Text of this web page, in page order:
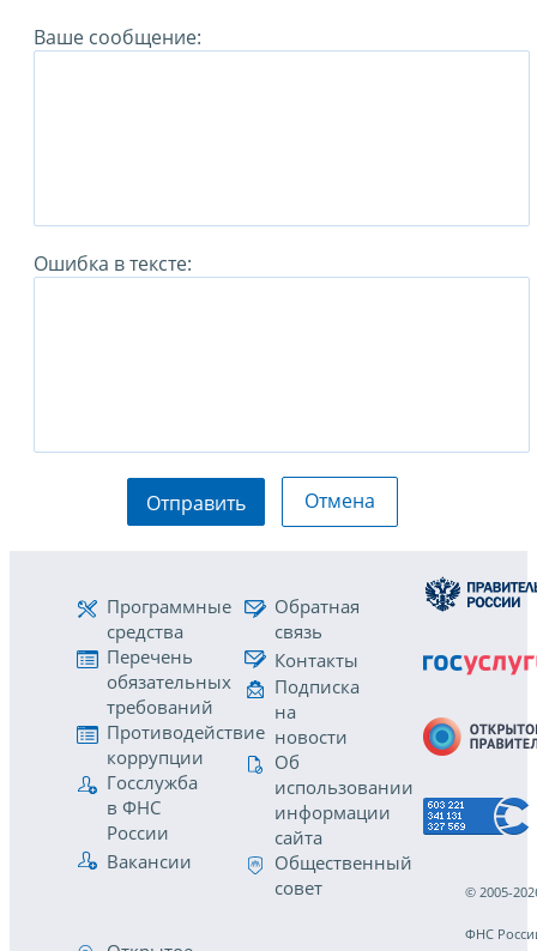
Ваше сообщение:
Ошибка в тексте:
Отправить Отмена
Программные
средства
Перечень
обязательных
требований
Противодействие
коррупции
Госслужба
в ФНС
России
Вакансии
Обратная
связь
Контакты
Подписка
на
новости
Об
использовании
информации
сайта
Общественный
совет
© 2005-
ФНС